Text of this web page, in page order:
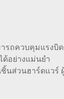
ารถควบคุมแรงบิ
ด้อย่างแม่นยำ
ชิ้นส่วนฮาร์ดแวร์